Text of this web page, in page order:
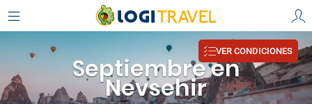
Septiembre en
Nevsehir
VER CONDICIONES